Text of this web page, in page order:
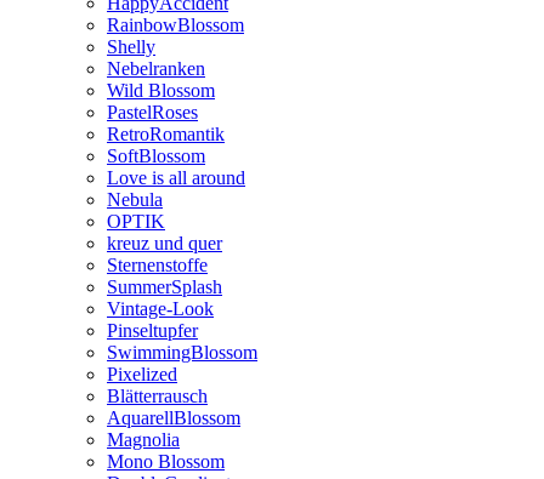
RainbowBlossom
Shelly
Nebelranken
Wild Blossom
PastelRoses
RetroRomantik
SoftBlossom
Love is all around
Nebula
OPTIK
kreuz und quer
Sternenstoffe
SummerSplash
Vintage-Look
Pinseltupfer
SwimmingBlossom
Pixelized
Blätterrausch
AquarellBlossom
Magnolia
Mono Blossom